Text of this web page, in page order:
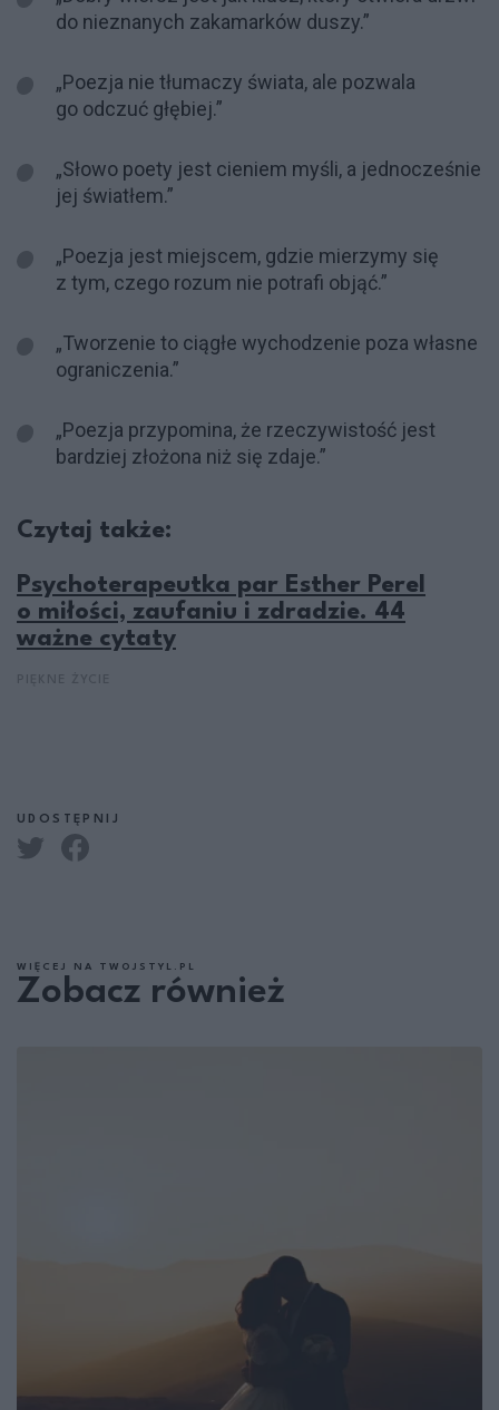
do nieznanych zakamarków duszy.”
„Poezja nie tłumaczy świata, ale pozwala
go odczuć głębiej.”
„Słowo poety jest cieniem myśli, a jednocześnie
jej światłem.”
„Poezja jest miejscem, gdzie mierzymy się
z tym, czego rozum nie potrafi objąć.”
„Tworzenie to ciągłe wychodzenie poza własne
ograniczenia.”
„Poezja przypomina, że rzeczywistość jest
bardziej złożona niż się zdaje.”
Czytaj także:
Psychoterapeutka par Esther Perel
o miłości, zaufaniu i zdradzie. 44
ważne cytaty
UDOSTĘPNIJ
WIĘCEJ NA TWOJSTYL.PL
Zobacz również